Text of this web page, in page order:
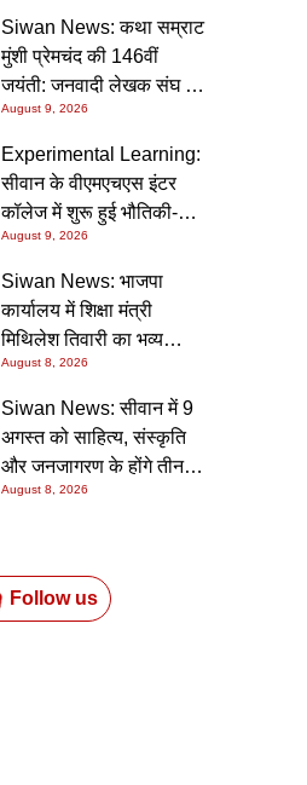
कुमार रवी
Siwan News: कथा सम्राट
मुंशी प्रेमचंद की 146वीं
जयंती: जनवादी लेखक संघ की
संगोष्ठी में वक्ताओं ने कहा-
मौजूदा दौर में प्रेमचंद की
रचनाएं और अधिक प्रासंगिक
August 9, 2026
Experimental Learning:
सीवान के वीएमएचएस इंटर
कॉलेज में शुरू हुई भौतिकी-
रसायन की आधुनिक
प्रयोगशालाएं
August 9, 2026
Siwan News: भाजपा
कार्यालय में शिक्षा मंत्री
मिथिलेश तिवारी का भव्य
स्वागत, बोले- कार्यकर्ता ही
पार्टी की सबसे बड़ी ताकत
August 8, 2026
Siwan News: सीवान में 9
अगस्त को साहित्य, संस्कृति
और जनजागरण के होंगे तीन
बड़े आयोजन
August 8, 2026
Follow us